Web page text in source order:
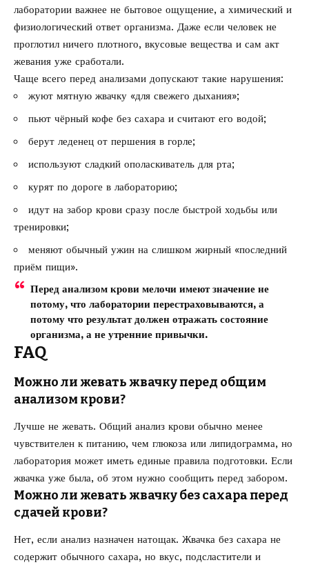
лаборатории важнее не бытовое ощущение, а химический и
физиологический ответ организма. Даже если человек не
проглотил ничего плотного, вкусовые вещества и сам акт
жевания уже сработали.
Чаще всего перед анализами допускают такие нарушения:
жуют мятную жвачку «для свежего дыхания»;
пьют чёрный кофе без сахара и считают его водой;
берут леденец от першения в горле;
используют сладкий ополаскиватель для рта;
курят по дороге в лабораторию;
идут на забор крови сразу после быстрой ходьбы или
тренировки;
меняют обычный ужин на слишком жирный «последний
приём пищи».
Перед анализом крови мелочи имеют значение не
потому, что лаборатории перестраховываются, а
потому что результат должен отражать состояние
организма, а не утренние привычки.
FAQ
Можно ли жевать жвачку перед общим
анализом крови?
Лучше не жевать. Общий анализ крови обычно менее
чувствителен к питанию, чем глюкоза или липидограмма, но
лаборатория может иметь единые правила подготовки. Если
жвачка уже была, об этом нужно сообщить перед забором.
Можно ли жевать жвачку без сахара перед
сдачей крови?
Нет, если анализ назначен натощак. Жвачка без сахара не
содержит обычного сахара, но вкус, подсластители и